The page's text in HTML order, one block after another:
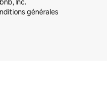
Inc.
générales